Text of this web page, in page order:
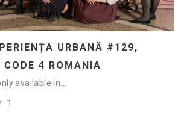
URBANĂ #129,
CODE 4 ROMANIA
available in...